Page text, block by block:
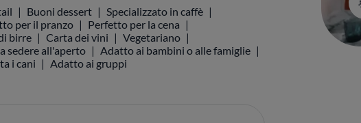
Buoni dessert
Specializzato in caffè
per il pranzo
Perfetto per la cena
birre
Carta dei vini
Vegetariano
sedere all'aperto
Adatto ai bambini o alle famiglie
i cani
Adatto ai gruppi